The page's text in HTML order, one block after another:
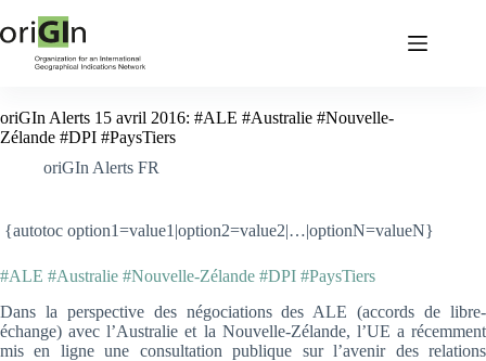
oriGIn Alerts 15 avril 2016: #ALE #Australie #Nouvelle-
Zélande #DPI #PaysTiers
oriGIn Alerts FR
{autotoc option1=value1|option2=value2|…|optionN=valueN}
#ALE #Australie #Nouvelle-Zélande #DPI #PaysTiers
Dans la perspective des négociations des ALE (accords de libre-
échange) avec l’Australie et la Nouvelle-Zélande, l’UE a récemment
mis en ligne une consultation publique sur l’avenir des relations